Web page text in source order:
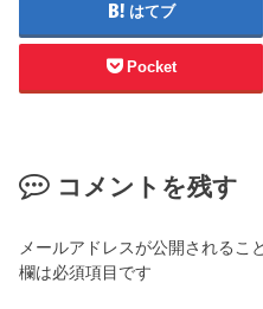
はてブ
Pocket
コメントを残す
メールアドレスが公開されるこ
欄は必須項目です